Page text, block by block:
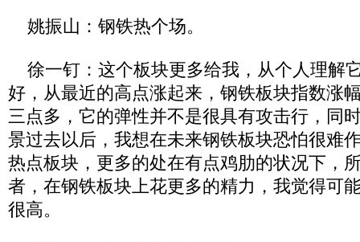
姚振山：钢铁热个场。
徐一钉：这个板块更多给我，从个人理解
好，从最近的高点涨起来，钢铁板块指数涨
三点多，它的弹性并不是很具有攻击行，同
景过去以后，我想在未来钢铁板块恐怕很难
热点板块，更多的处在有点鸡肋的状况下，
者，在钢铁板块上花更多的精力，我觉得可
很高。